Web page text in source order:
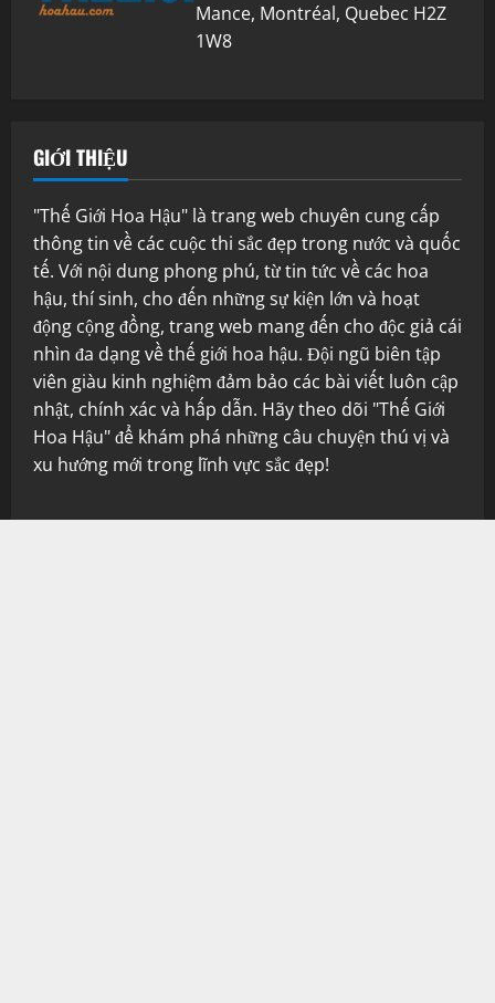
Mance, Montréal, Quebec H2Z
1W8
GIỚI THIỆU
"Thế Giới Hoa Hậu" là trang web chuyên cung cấp
thông tin về các cuộc thi sắc đẹp trong nước và quốc
tế. Với nội dung phong phú, từ tin tức về các hoa
hậu, thí sinh, cho đến những sự kiện lớn và hoạt
động cộng đồng, trang web mang đến cho độc giả cái
nhìn đa dạng về thế giới hoa hậu. Đội ngũ biên tập
viên giàu kinh nghiệm đảm bảo các bài viết luôn cập
nhật, chính xác và hấp dẫn. Hãy theo dõi "Thế Giới
Hoa Hậu" để khám phá những câu chuyện thú vị và
xu hướng mới trong lĩnh vực sắc đẹp!